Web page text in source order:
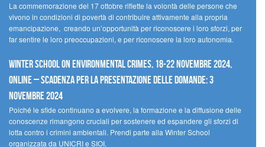
La commemorazione del 17 ottobre riflette la volontà delle persone che
vivono in condizioni di povertà di contribuire attivamente alla propria
emancipazione, creando un’opportunità per riconoscere i loro sforzi, per
far sentire le loro preoccupazioni, e per riconoscere la loro autonomia.
Winter School on Environmental Crimes, 18-22 novembre 2024,
Online – Scadenza per la presentazione delle domande: 3
novembre 2024
Poiché le sfide continuano a evolvere, la formazione e la diffusione delle
conoscenze rimangono cruciali per sostenere ed espandere gli sforzi di
lotta contro i crimini ambientali. Prendi parte alla Winter School
organizzata da UNICRI e SIOI.